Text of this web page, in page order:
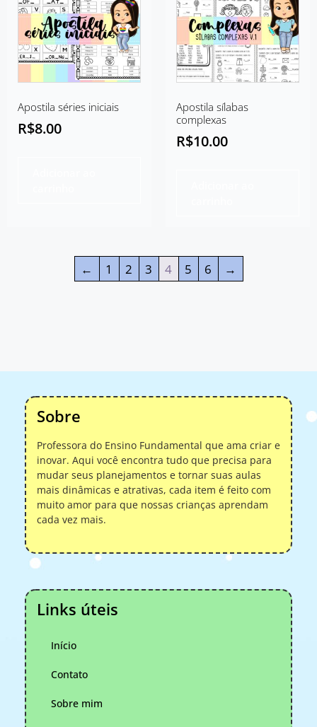
Apostila séries iniciais
R$8.00
Apostila sílabas
complexas
R$10.00
← 1 2 3 4 5 6 →
Sobre
Professora do Ensino Fundamental que ama criar e
inovar. Aqui você encontra tudo que precisa para
mudar seus planejamentos e tornar suas aulas
mais dinâmicas e atrativas, cada item é feito com
muito amor para que nossas crianças aprendam
cada vez mais.
Links úteis
Início
Contato
Sobre mim